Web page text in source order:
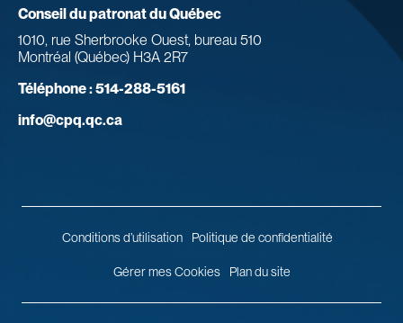
Conseil du patronat du Québec
1010, rue Sherbrooke Ouest, bureau 510
Montréal (Québec) H3A 2R7
Téléphone :514-288-5161
info@cpq.qc.ca
Conditions d’utilisation Politique de confidentialité
Gérer mes Cookies Plan du site